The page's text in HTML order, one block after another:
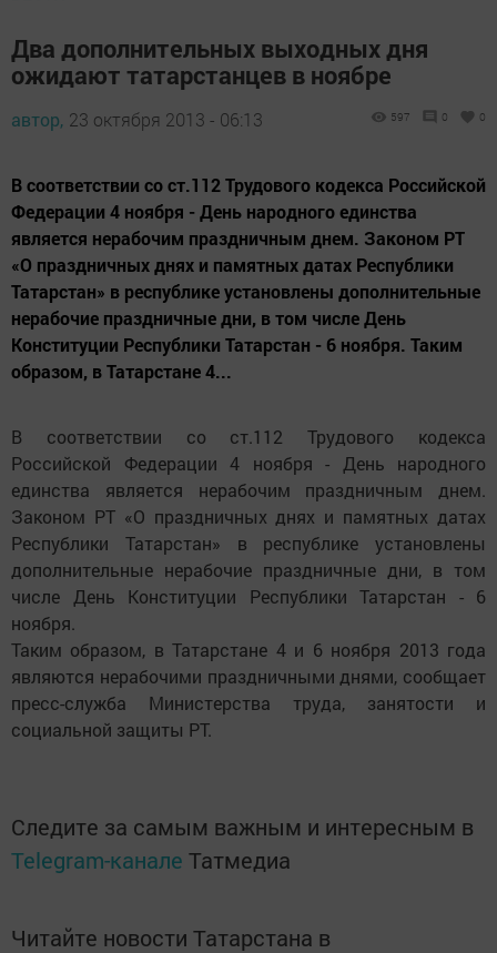
Два дополнительных выходных дня
ожидают татарстанцев в ноябре
автор, 23 октября 2013 - 06:13 597 0 0
В соответствии со ст.112 Трудового кодекса Российской
Федерации 4 ноября - День народного единства
является нерабочим праздничным днем. Законом РТ
«О праздничных днях и памятных датах Республики
Татарстан» в республике установлены дополнительные
нерабочие праздничные дни, в том числе День
Конституции Республики Татарстан - 6 ноября. Таким
образом, в Татарстане 4...
В соответствии со ст.112 Трудового кодекса
Российской Федерации 4 ноября - День народного
единства является нерабочим праздничным днем.
Законом РТ «О праздничных днях и памятных датах
Республики Татарстан» в республике установлены
дополнительные нерабочие праздничные дни, в том
числе День Конституции Республики Татарстан - 6
ноября.
Таким образом, в Татарстане 4 и 6 ноября 2013 года
являются нерабочими праздничными днями, сообщает
пресс-служба Министерства труда, занятости и
социальной защиты РТ.
Следите за самым важным и интересным в
Telegram-канале Татмедиа
Читайте новости Татарстана в